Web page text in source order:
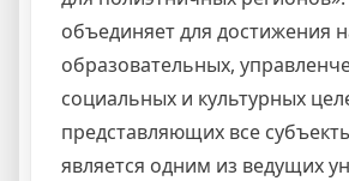
объединяет для достижения
образовательных,
социальных и культурных
представляющих все
является одним из ведущих